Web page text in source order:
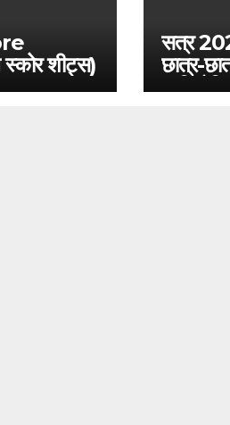
शीट्स)
सत्र
छात्र-